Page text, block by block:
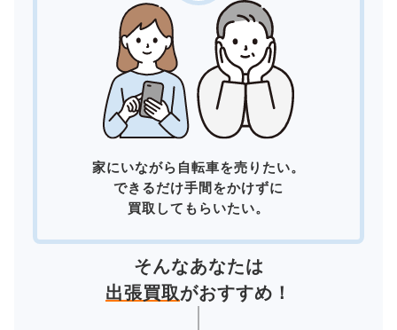
家にいながら自転車を売りたい。
できるだけ手間をかけずに
買取してもらいたい。
そんなあなたは
出張買取がおすすめ！